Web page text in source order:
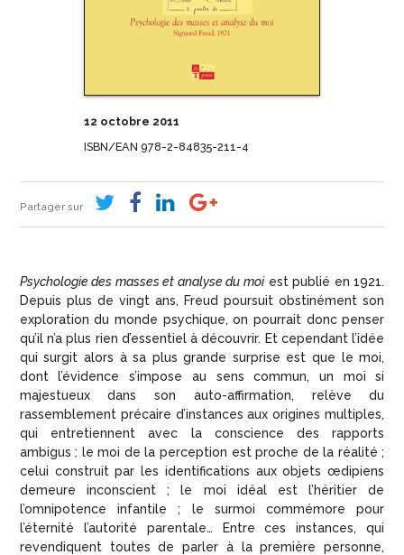
12 octobre 2011
ISBN/EAN 978-2-84835-211-4
Partager sur
Psychologie des masses et analyse du moiest publié en 1921.
Depuis plus de vingt ans, Freud poursuit obstinément son
exploration du monde psychique, on pourrait donc penser
qu’il n’a plus rien d’essentiel à découvrir. Et cependant l’idée
qui surgit alors à sa plus grande surprise est que le moi,
dont l’évidence s’impose au sens commun, un moi si
majestueux dans son auto-affirmation, relève du
rassemblement précaire d’instances aux origines multiples,
qui entretiennent avec la conscience des rapports
ambigus : le moi de la perception est proche de la réalité ;
celui construit par les identifications aux objets œdipiens
demeure inconscient ; le moi idéal est l’héritier de
l’omnipotence infantile ; le surmoi commémore pour
l’éternité l’autorité parentale… Entre ces instances, qui
revendiquent toutes de parler à la première personne,